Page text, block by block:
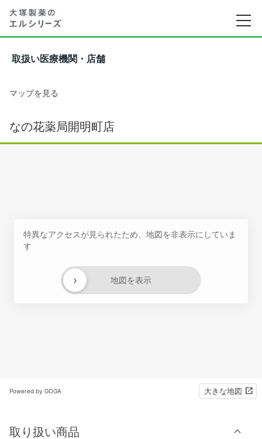
取扱い医療機関・店舗
マップを見る
なの花薬局開明町店
特異なアクセスが見られたため、地図を非表示にしていま
す
地図を表示
›
Powered by GOGA 大きな地図
取り扱い商品